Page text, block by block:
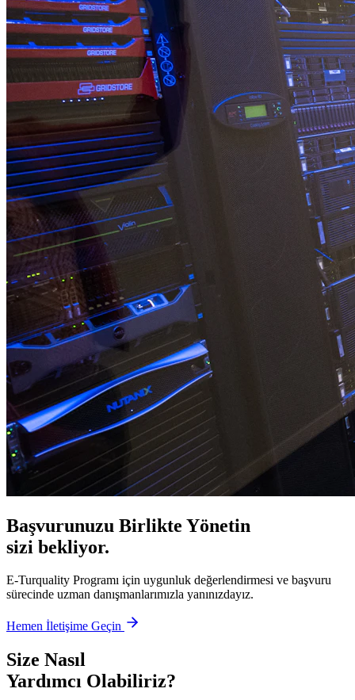
Başvurunuzu Birlikte Yönetin
sizi bekliyor.
E-Turquality Programı için uygunluk değerlendirmesi ve başvuru
sürecinde uzman danışmanlarımızla yanınızdayız.
Hemen İletişime Geçin
Size Nasıl
Yardımcı Olabiliriz?